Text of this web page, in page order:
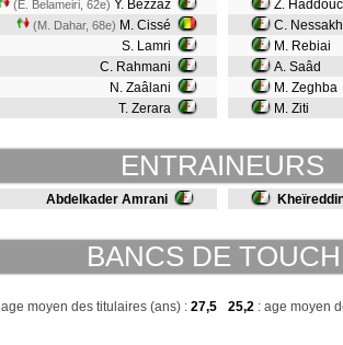
(E. Belameiri, 62e) Y. Bezzaz
(M. Dahar, 68e) M. Cissé
S. Lamri
C. Rahmani
N. Zaâlani
T. Zerara
Z.
C. Nessakh
M. Rebiai
A. Saâd
M. Zeghba
M. Ziti
ENTRAINEURS
Abdelkader Amrani
BANCS DE
age moyen des titulaires (ans) : 27,5 25,2 : age moyen